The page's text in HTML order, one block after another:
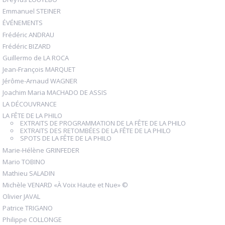
Emmanuel STEINER
ÉVÉNEMENTS
Frédéric ANDRAU
Frédéric BIZARD
Guillermo de LA ROCA
Jean-François MARQUET
Jérôme-Arnaud WAGNER
Joachim Maria MACHADO DE ASSIS
LA DÉCOUVRANCE
LA FÊTE DE LA PHILO
EXTRAITS DE PROGRAMMATION DE LA FÊTE DE LA PHILO
EXTRAITS DES RETOMBÉES DE LA FÊTE DE LA PHILO
SPOTS DE LA FÊTE DE LA PHILO
Marie-Hélène GRINFEDER
Mario TOBINO
Mathieu SALADIN
Michèle VENARD «À Voix Haute et Nue» ©
Olivier JAVAL
Patrice TRIGANO
Philippe COLLONGE